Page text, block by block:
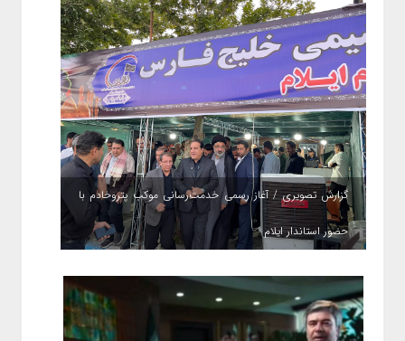
گزارش تصویری / آغاز رسمی خدمت‌رسانی موکب پتروخادم با
حضور استاندار ایلام